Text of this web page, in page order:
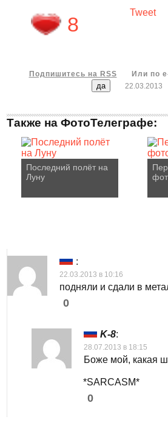
8
Tweet
Подпишитесь на RSS
Или по
22.03.2013
Также на ФотоТелеграфе:
Последний полёт на
Луну
:
22.03.2013 в 10:16
подняли и сдали в
0
K-8:
28.07.2013 в 18:15
Боже мой, какая
*SARCASM*
0